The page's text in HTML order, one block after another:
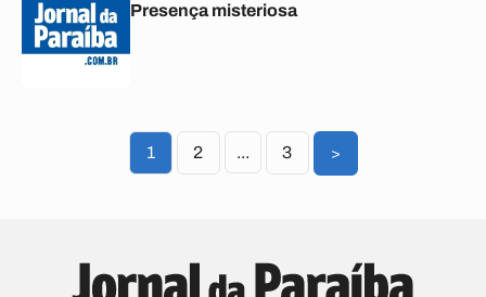
Presença misteriosa
1 2 ... 3 >